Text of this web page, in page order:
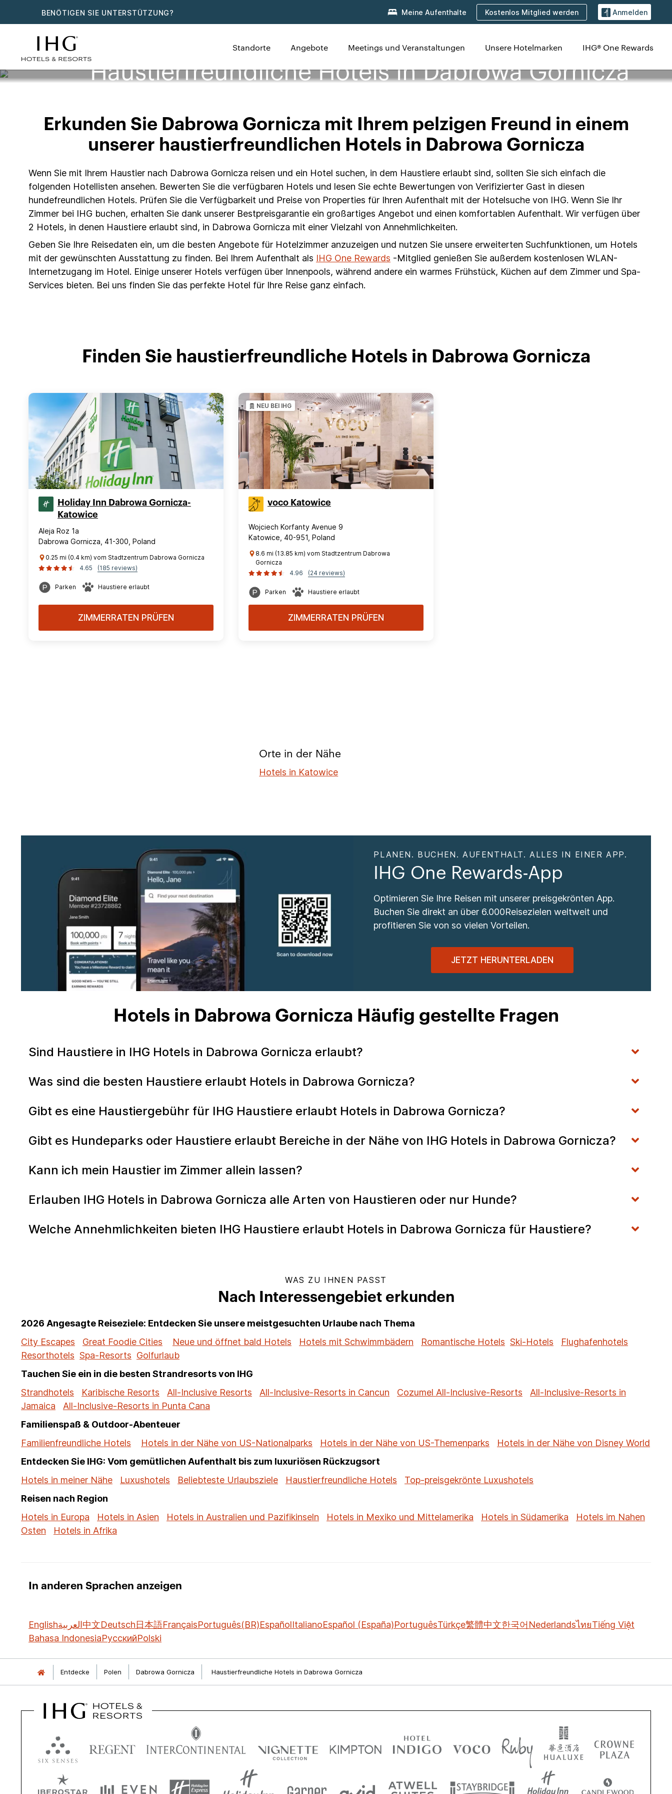
BENÖTIGEN SIE UNTERSTÜTZUNG? Meine Aufenthalte Kostenlos Mitglied werden Anmelden
Standorte Angebote Meetings und Veranstaltungen Unsere Hotelmarken IHG® One Rewards
Haustierfreundliche Hotels in Dabrowa Gornicza
Erkunden Sie Dabrowa Gornicza mit Ihrem pelzigen Freund in einem
unserer haustierfreundlichen Hotels in Dabrowa Gornicza
Wenn Sie mit Ihrem Haustier nach Dabrowa Gornicza reisen und ein Hotel suchen, in dem Haustiere erlaubt sind, sollten Sie sich einfach die
folgenden Hotellisten ansehen. Bewerten Sie die verfügbaren Hotels und lesen Sie echte Bewertungen von Verifizierter Gast in diesen
hundefreundlichen Hotels. Prüfen Sie die Verfügbarkeit und Preise von Properties für Ihren Aufenthalt mit der Hotelsuche von IHG. Wenn Sie Ihr
Zimmer bei IHG buchen, erhalten Sie dank unserer Bestpreisgarantie ein großartiges Angebot und einen komfortablen Aufenthalt. Wir verfügen über
2 Hotels, in denen Haustiere erlaubt sind, in Dabrowa Gornicza mit einer Vielzahl von Annehmlichkeiten.
Geben Sie Ihre Reisedaten ein, um die besten Angebote für Hotelzimmer anzuzeigen und nutzen Sie unsere erweiterten Suchfunktionen, um Hotels
mit der gewünschten Ausstattung zu finden. Bei Ihrem Aufenthalt als IHG One Rewards -Mitglied genießen Sie außerdem kostenlosen WLAN-
Internetzugang im Hotel. Einige unserer Hotels verfügen über Innenpools, während andere ein warmes Frühstück, Küchen auf dem Zimmer und Spa-
Services bieten. Bei uns finden Sie das perfekte Hotel für Ihre Reise ganz einfach.
Finden Sie haustierfreundliche Hotels in Dabrowa Gornicza
Holiday Inn Dabrowa Gornicza-
Katowice
Aleja Roz 1a
Dabrowa Gornicza, 41-300, Poland
0.25 mi (0.4 km) vom Stadtzentrum Dabrowa Gornicza
4.65
(185 reviews)
Parken Haustiere erlaubt
ZIMMERRATEN PRÜFEN
NEU BEI IHG
voco Katowice
Wojciech Korfanty Avenue 9
Katowice, 40-951, Poland
8.6 mi (13.85 km) vom Stadtzentrum Dabrowa
Gornicza
4.96
(24 reviews)
Parken Haustiere erlaubt
ZIMMERRATEN PRÜFEN
Orte in der Nähe
Hotels in Katowice
PLANEN. BUCHEN. AUFENTHALT. ALLES IN EINER APP.
IHG One Rewards-App
Optimieren Sie Ihre Reisen mit unserer preisgekrönten App.
Buchen Sie direkt an über 6.000Reisezielen weltweit und
profitieren Sie von so vielen Vorteilen.
JETZT HERUNTERLADEN
Hotels in Dabrowa Gornicza Häufig gestellte Fragen
Sind Haustiere in IHG Hotels in Dabrowa Gornicza erlaubt?
Was sind die besten Haustiere erlaubt Hotels in Dabrowa Gornicza?
Gibt es eine Haustiergebühr für IHG Haustiere erlaubt Hotels in Dabrowa Gornicza?
Gibt es Hundeparks oder Haustiere erlaubt Bereiche in der Nähe von IHG Hotels in Dabrowa Gornicza?
Kann ich mein Haustier im Zimmer allein lassen?
Erlauben IHG Hotels in Dabrowa Gornicza alle Arten von Haustieren oder nur Hunde?
Welche Annehmlichkeiten bieten IHG Haustiere erlaubt Hotels in Dabrowa Gornicza für Haustiere?
WAS ZU IHNEN PASST
Nach Interessengebiet erkunden
2026 Angesagte Reiseziele: Entdecken Sie unsere meistgesuchten Urlaube nach Thema
City Escapes
Great Foodie Cities Neue und öffnet bald Hotels Hotels mit Schwimmbädern Romantische Hotels Ski-Hotels
Flughafenhotels
Resorthotels Spa-Resorts Golfurlaub
Tauchen Sie ein in die besten Strandresorts von IHG
Strandhotels
Karibische Resorts All-Inclusive Resorts All-Inclusive-Resorts in Cancun Cozumel All-Inclusive-Resorts
All-Inclusive-Resorts in
Jamaica
All-Inclusive-Resorts in Punta Cana
Familienspaß & Outdoor-Abenteuer
Familienfreundliche Hotels
Hotels in der Nähe von US-Nationalparks Hotels in der Nähe von US-Themenparks
Hotels in der Nähe von Disney World
Entdecken Sie IHG: Vom gemütlichen Aufenthalt bis zum luxuriösen Rückzugsort
Hotels in meiner Nähe
Luxushotels Beliebteste Urlaubsziele Haustierfreundliche Hotels
Top-preisgekrönte Luxushotels
Reisen nach Region
Hotels in Europa
Hotels in Asien Hotels in Australien und Pazifikinseln Hotels in Mexiko und Mittelamerika Hotels in Südamerika
Hotels im Nahen
Osten
Hotels in Afrika
In anderen Sprachen anzeigen
Englishالعربية中文Deutsch日本語FrançaisPortuguês(BR)EspañolItalianoEspañol (España)PortuguêsTürkçe繁體中文한국어 NederlandsไทยTiếng Việt
Bahasa IndonesiaРусскийPolski
Entdecke Polen Dabrowa Gornicza Haustierfreundliche Hotels in Dabrowa Gornicza